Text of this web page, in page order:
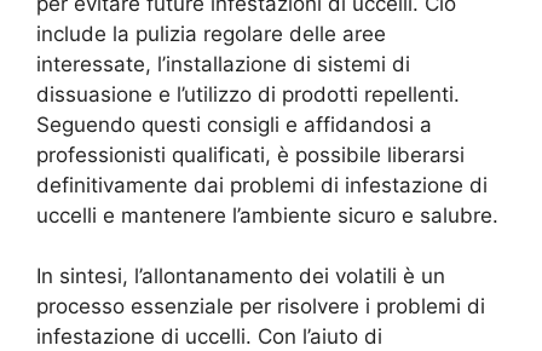
include la pulizia regolare delle aree
interessate, l’installazione di sistemi di
dissuasione e l’utilizzo di prodotti repellenti.
Seguendo questi consigli e affidandosi a
professionisti qualificati, è possibile liberarsi
definitivamente dai problemi di infestazione di
uccelli e mantenere l’ambiente sicuro e salubre.
In sintesi, l’allontanamento dei volatili è un
processo essenziale per risolvere i problemi di
infestazione di uccelli. Con l’aiuto di